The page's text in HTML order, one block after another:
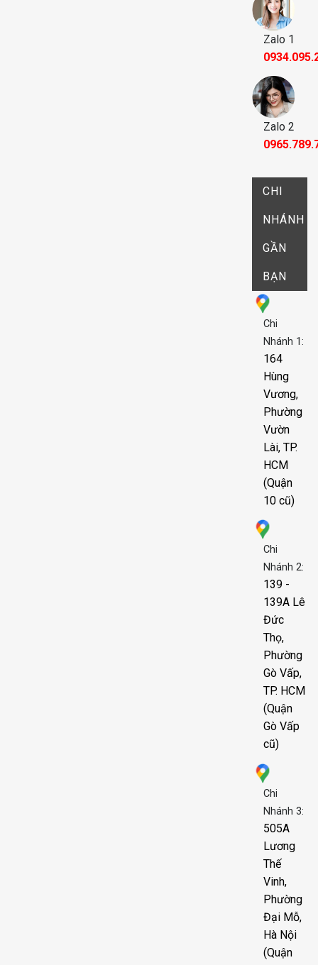
Zalo 1
Zalo 2
CHI
NHÁNH
GẦN
BẠN
Chi
Nhánh 1:
164
Hùng
Vương,
Phường
Vườn
Lài, TP.
HCM
(Quận
10 cũ)
Chi
Nhánh 2:
139 -
139A Lê
Đức
Thọ,
Phường
Gò Vấp,
TP. HCM
(Quận
Gò Vấp
cũ)
Chi
Nhánh 3:
505A
Lương
Thế
Vinh,
Phường
Đại Mỗ,
Hà Nội
(Quận